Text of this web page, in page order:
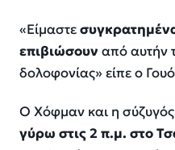
«Είμαστε
επιβιώσουναπό αυτήν
δολοφονίας» είπε ο
Ο Χόφμαν και η
γύρω στις 2 π.μ. στο